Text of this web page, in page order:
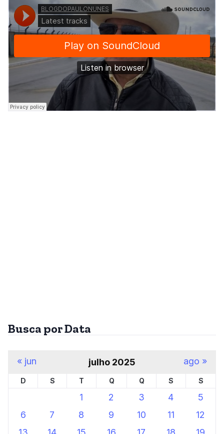
Busca por Data
julho 2025
D S T Q Q S S
1 2 3 4
5
6
7 8 9 10 11
12
« jun ago »